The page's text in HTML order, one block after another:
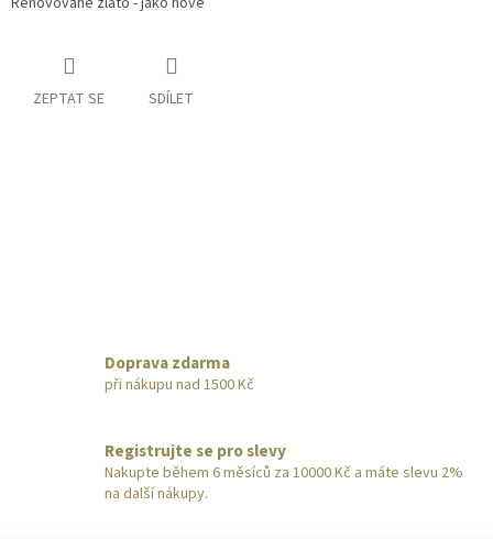
ZEPTAT SE SDÍLET
Doprava zdarma
při nákupu nad 1500 Kč
Registrujte se pro slevy
Nakupte během 6 měsíců za 10000 Kč a máte slevu 2%
na další nákupy.